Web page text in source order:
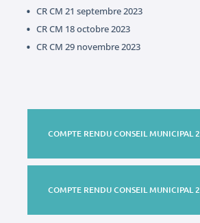
CR CM 21 septembre 2023
CR CM 18 octobre 2023
CR CM 29 novembre 2023
COMPTE RENDU CONSEIL MUNICIPAL
COMPTE RENDU CONSEIL MUNICIPAL